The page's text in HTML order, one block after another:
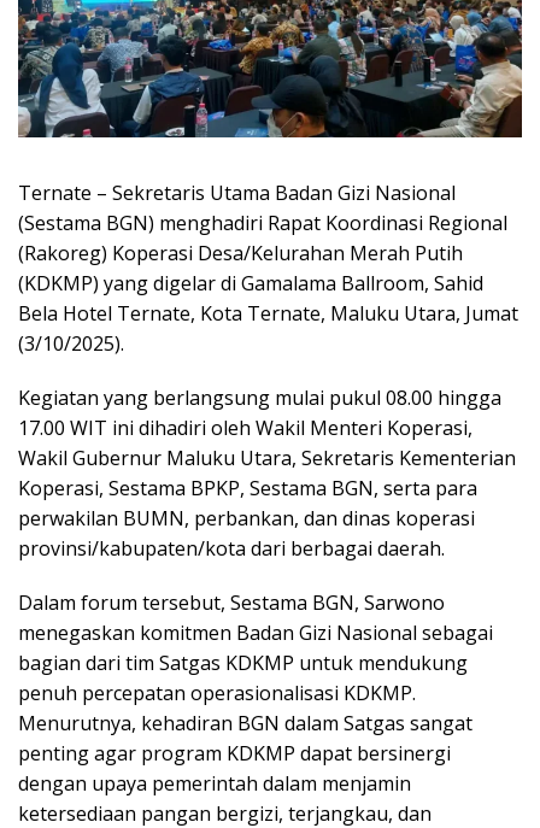
Ternate – Sekretaris Utama Badan Gizi Nasional
(Sestama BGN) menghadiri Rapat Koordinasi Regional
(Rakoreg) Koperasi Desa/Kelurahan Merah Putih
(KDKMP) yang digelar di Gamalama Ballroom, Sahid
Bela Hotel Ternate, Kota Ternate, Maluku Utara, Jumat
(3/10/2025).
Kegiatan yang berlangsung mulai pukul 08.00 hingga
17.00 WIT ini dihadiri oleh Wakil Menteri Koperasi,
Wakil Gubernur Maluku Utara, Sekretaris Kementerian
Koperasi, Sestama BPKP, Sestama BGN, serta para
perwakilan BUMN, perbankan, dan dinas koperasi
provinsi/kabupaten/kota dari berbagai daerah.
Dalam forum tersebut, Sestama BGN, Sarwono
menegaskan komitmen Badan Gizi Nasional sebagai
bagian dari tim Satgas KDKMP untuk mendukung
penuh percepatan operasionalisasi KDKMP.
Menurutnya, kehadiran BGN dalam Satgas sangat
penting agar program KDKMP dapat bersinergi
dengan upaya pemerintah dalam menjamin
ketersediaan pangan bergizi, terjangkau, dan